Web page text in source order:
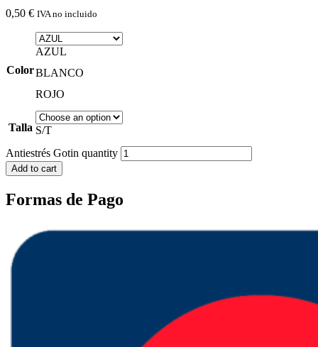
0,50 € IVA no incluido
Color
AZUL
BLANCO
ROJO
Talla S/T
Antiestrés Gotin quantity
Add to cart
Formas de Pago